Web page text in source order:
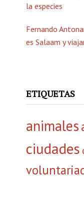
la especies
Fernando
es Salaam y
ETIQUETAS
animales
ciudades